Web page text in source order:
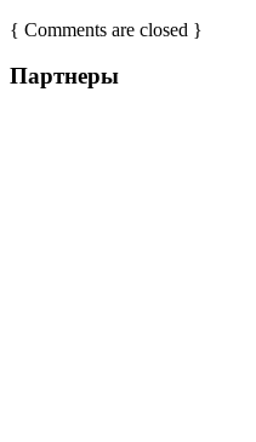
{ Comments are closed }
Партнеры